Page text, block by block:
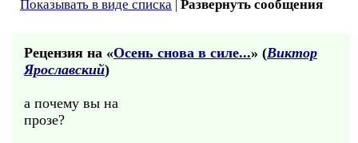
Показывать в виде списка | Развернуть сообщения
Рецензия на «Осень снова в силе...» (Виктор
Ярославский)
а почему вы на
прозе?